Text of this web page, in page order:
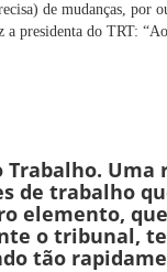
de mudanças, por
a presidenta do TRT:
Trabalho.
de trabalho
elemento,
o tribunal,
tão